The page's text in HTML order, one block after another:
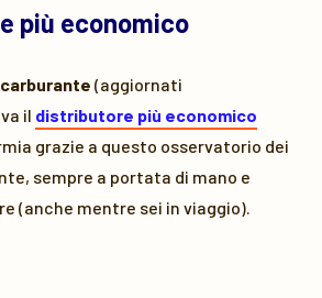
più economico
(aggiornati
il distributore più economico
grazie a questo osservatorio dei
sempre a portata di mano e
(anche mentre sei in viaggio).